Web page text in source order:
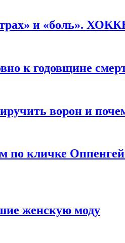
и «боль».
к годовщине
ворон и
по кличке
женскую моду